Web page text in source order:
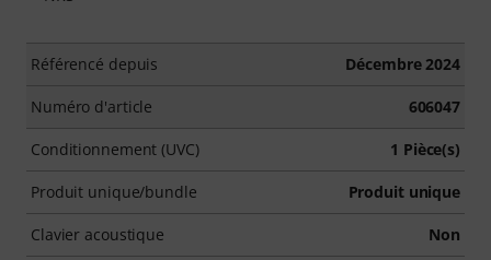
Référencé depuis Décembre 2024
Numéro d'article 606047
Conditionnement (UVC) 1 Pièce(s)
Produit unique/bundle Produit unique
Clavier acoustique Non